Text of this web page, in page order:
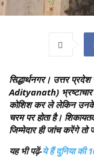
सिद्धार्थनगर। उत्तर
Adityanath)
कोशिश कर ले लेकिन उनके
चरम पर होता है।
जिम्मेदार ही जांच करेंगे तो
यह भी पढ़ें-ये हैं दुनिया